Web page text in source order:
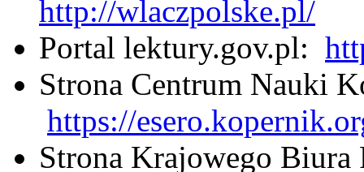
http://wlaczpolske.pl/
Portal lektury.gov.pl:
Strona Centrum Nauki
https://
Strona Krajowego